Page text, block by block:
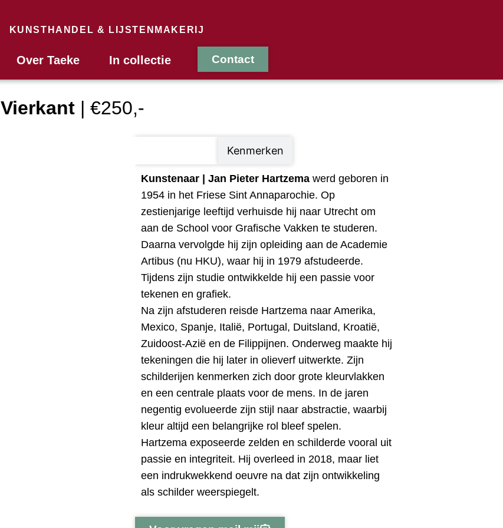
KUNSTHANDEL & LIJSTENMAKERIJ
Over Taeke In collectie Contact
Vierkant | €250,-
Kenmerken
Kunstenaar | Jan Pieter Hartzemawerd geboren in
1954 in het Friese Sint Annaparochie. Op
zestienjarige leeftijd verhuisde hij naar Utrecht om
aan de School voor Grafische Vakken te studeren.
Daarna vervolgde hij zijn opleiding aan de Academie
Artibus (nu HKU), waar hij in 1979 afstudeerde.
Tijdens zijn studie ontwikkelde hij een passie voor
tekenen en grafiek.
Na zijn afstuderen reisde Hartzema naar Amerika,
Mexico, Spanje, Italië, Portugal, Duitsland, Kroatië,
Zuidoost-Azië en de Filippijnen. Onderweg maakte hij
tekeningen die hij later in olieverf uitwerkte. Zijn
schilderijen kenmerken zich door grote kleurvlakken
en een centrale plaats voor de mens. In de jaren
negentig evolueerde zijn stijl naar abstractie, waarbij
kleur altijd een belangrijke rol bleef spelen.
Hartzema exposeerde zelden en schilderde vooral uit
passie en integriteit. Hij overleed in 2018, maar liet
een indrukwekkend oeuvre na dat zijn ontwikkeling
als schilder weerspiegelt.